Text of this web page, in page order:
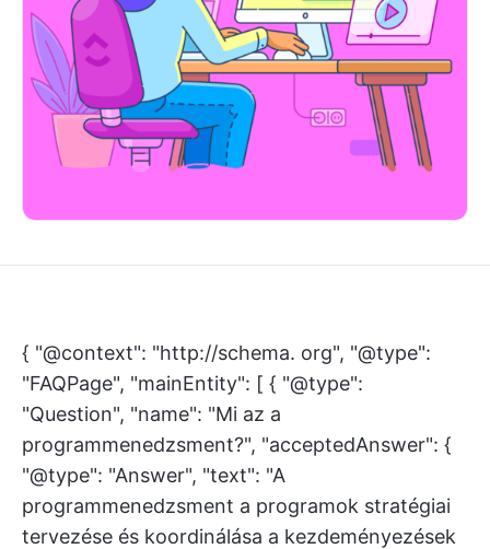
{ "@context": "http://schema. org", "@type":
"FAQPage", "mainEntity": [ { "@type":
"Question", "name": "Mi az a
programmenedzsment?", "acceptedAnswer": {
"@type": "Answer", "text": "A
programmenedzsment a programok stratégiai
tervezése és koordinálása a kezdeményezések